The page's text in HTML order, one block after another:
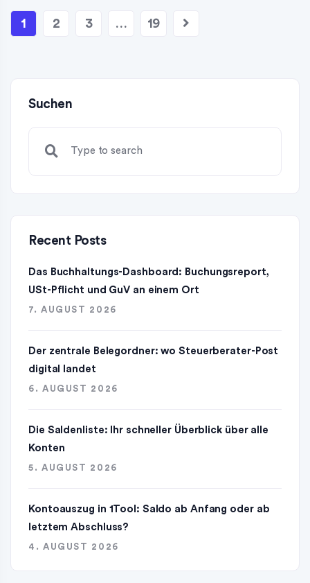
1 2 3 … 19
Suchen
Recent Posts
Das Buchhaltungs-Dashboard: Buchungsreport,
USt-Pflicht und GuV an einem Ort
7. AUGUST 2026
Der zentrale Belegordner: wo Steuerberater-Post
digital landet
6. AUGUST 2026
Die Saldenliste: Ihr schneller Überblick über alle
Konten
5. AUGUST 2026
Kontoauszug in 1Tool: Saldo ab Anfang oder ab
letztem Abschluss?
4. AUGUST 2026